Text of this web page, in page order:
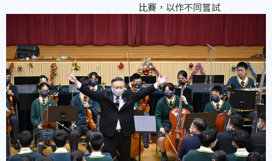
比賽，以作不同嘗試